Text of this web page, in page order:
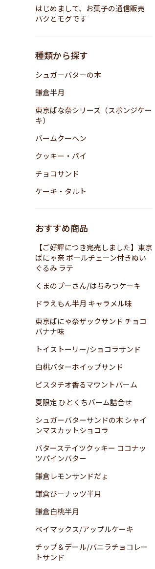
はじめまして、お菓子の通信販売
パクとモグです
種類から探す
シュガーバターの木
鎌倉半月
東京ばな奈シリーズ（スポンジケー
キ）
バームクーヘン
クッキー・パイ
チョコサンド
ケーキ・タルト
おすすめ商品
【ご好評につき完売しました】東京
ばにゃ奈 ボールチェーン付きぬい
ぐるみ ラテ
くまのプーさん/はちみつケーキ
ドラえもん半月 キャラメル味
東京ばにゃ奈ザックサンド チョコ
バナナ味
トイストーリー/ショコラサンド
白桃バターホイップサンド
ピスタチオ香るマウントバーム
夏限定 ひとくちバーム詰合せ
シュガーバターサンドの木 シャイ
ンマスカットショコラ
バターステイツクッキー ココナッ
ツパインバター
鎌倉レモンサンドだょ
鎌倉ぴーナッツ半月
鎌倉白桃半月
ベイマックス/アップルケーキ
チップ＆デール/バニラチョコレー
トサンド